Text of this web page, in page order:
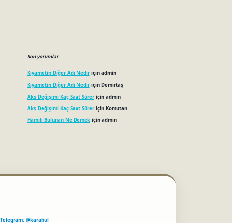
Son yorumlar
Kıyametin Diğer Adı Nediriçin admin
Kıyametin Diğer Adı Nediriçin Demirtaş
Aks Değişimi Kaç Saat Süreriçin admin
Aks Değişimi Kaç Saat Süreriçin Komutan
Hamili Bulunan Ne Demekiçin admin
Telegram: @karabul